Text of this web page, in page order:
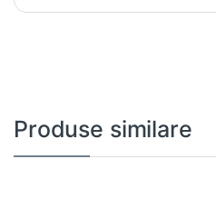
Produse similare